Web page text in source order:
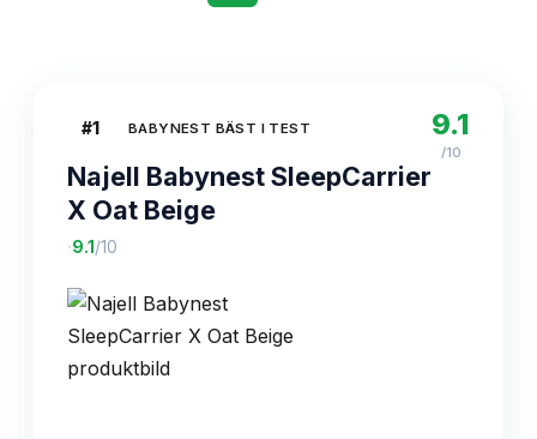
#1 BABYNEST BÄST I TEST
Najell Babynest SleepCarrier
X Oat Beige
·9.1 /10
9.1
/10